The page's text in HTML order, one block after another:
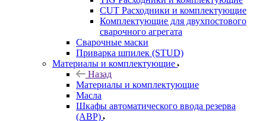
CUT Расходники и комплектующие
Комплектующие для двухпостового
сварочного агрегата
Сварочные маски
Приварка шпилек (STUD)
Материалы и комплектующие
Назад
Материалы и комплектующие
Масла
Шкафы автоматического ввода резерва
(АВР)